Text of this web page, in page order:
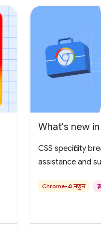
What's new in
CSS specificity
assistance and
Chrome-এ নতুন